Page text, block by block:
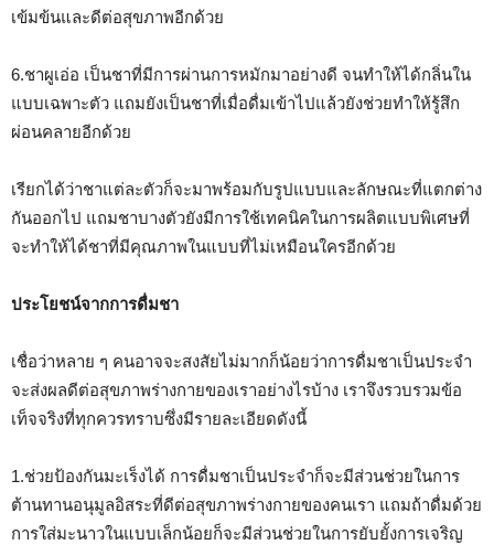
เข้มข้นและดีต่อสุขภาพอีกด้วย
6.ชาผูเอ่อ เป็นชาที่มีการผ่านการหมักมาอย่างดี จนทำให้ได้กลิ่นใน
แบบเฉพาะตัว แถมยังเป็นชาที่เมื่อดื่มเข้าไปแล้วยังช่วยทำให้รู้สึก
ผ่อนคลายอีกด้วย
เรียกได้ว่าชาแต่ละตัวก็จะมาพร้อมกับรูปแบบและลักษณะที่แตกต่าง
กันออกไป แถมชาบางตัวยังมีการใช้เทคนิคในการผลิตแบบพิเศษที่
จะทำให้ได้ชาที่มีคุณภาพในแบบที่ไม่เหมือนใครอีกด้วย
ประโยชน์จากการดื่มชา
เชื่อว่าหลาย ๆ คนอาจจะสงสัยไม่มากก็น้อยว่าการดื่มชาเป็นประจำ
จะส่งผลดีต่อสุขภาพร่างกายของเราอย่างไรบ้าง เราจึงรวบรวมข้อ
เท็จจริงที่ทุกควรทราบซึ่งมีรายละเอียดดังนี้
1.ช่วยป้องกันมะเร็งได้ การดื่มชาเป็นประจำก็จะมีส่วนช่วยในการ
ต้านทานอนุมูลอิสระที่ดีต่อสุขภาพร่างกายของคนเรา แถมถ้าดื่มด้วย
การใส่มะนาวในแบบเล็กน้อยก็จะมีส่วนช่วยในการยับยั้งการเจริญ